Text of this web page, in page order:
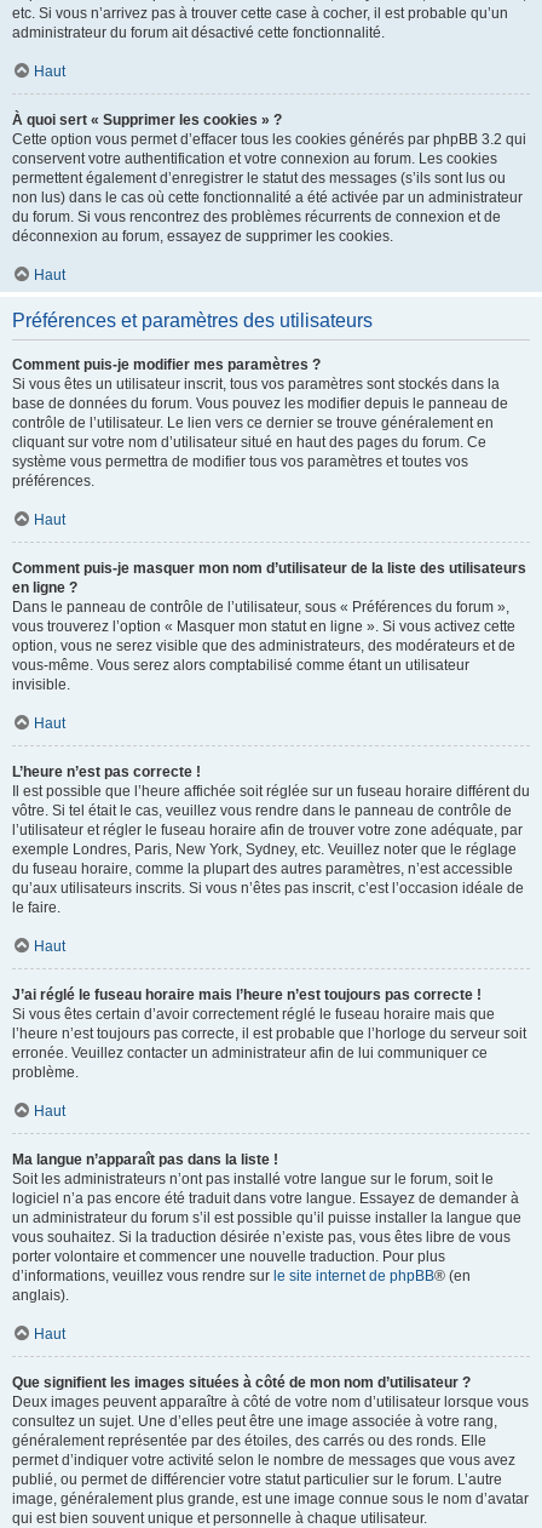
etc. Si vous n’arrivez pas à trouver cette case à cocher, il est probable qu’un
administrateur du forum ait désactivé cette fonctionnalité.
Haut
À quoi sert « Supprimer les cookies » ?
Cette option vous permet d’effacer tous les cookies générés par phpBB 3.2 qui
conservent votre authentification et votre connexion au forum. Les cookies
permettent également d’enregistrer le statut des messages (s’ils sont lus ou
non lus) dans le cas où cette fonctionnalité a été activée par un administrateur
du forum. Si vous rencontrez des problèmes récurrents de connexion et de
déconnexion au forum, essayez de supprimer les cookies.
Haut
Préférences et paramètres des utilisateurs
Comment puis-je modifier mes paramètres ?
Si vous êtes un utilisateur inscrit, tous vos paramètres sont stockés dans la
base de données du forum. Vous pouvez les modifier depuis le panneau de
contrôle de l’utilisateur. Le lien vers ce dernier se trouve généralement en
cliquant sur votre nom d’utilisateur situé en haut des pages du forum. Ce
système vous permettra de modifier tous vos paramètres et toutes vos
préférences.
Haut
Comment puis-je masquer mon nom d’utilisateur de la liste des utilisateurs
en ligne ?
Dans le panneau de contrôle de l’utilisateur, sous « Préférences du forum »,
vous trouverez l’option « Masquer mon statut en ligne ». Si vous activez cette
option, vous ne serez visible que des administrateurs, des modérateurs et de
vous-même. Vous serez alors comptabilisé comme étant un utilisateur
invisible.
Haut
L’heure n’est pas correcte !
Il est possible que l’heure affichée soit réglée sur un fuseau horaire différent du
vôtre. Si tel était le cas, veuillez vous rendre dans le panneau de contrôle de
l’utilisateur et régler le fuseau horaire afin de trouver votre zone adéquate, par
exemple Londres, Paris, New York, Sydney, etc. Veuillez noter que le réglage
du fuseau horaire, comme la plupart des autres paramètres, n’est accessible
qu’aux utilisateurs inscrits. Si vous n’êtes pas inscrit, c’est l’occasion idéale de
le faire.
Haut
J’ai réglé le fuseau horaire mais l’heure n’est toujours pas correcte !
Si vous êtes certain d’avoir correctement réglé le fuseau horaire mais que
l’heure n’est toujours pas correcte, il est probable que l’horloge du serveur soit
erronée. Veuillez contacter un administrateur afin de lui communiquer ce
problème.
Haut
Ma langue n’apparaît pas dans la liste !
Soit les administrateurs n’ont pas installé votre langue sur le forum, soit le
logiciel n’a pas encore été traduit dans votre langue. Essayez de demander à
un administrateur du forum s’il est possible qu’il puisse installer la langue que
vous souhaitez. Si la traduction désirée n’existe pas, vous êtes libre de vous
porter volontaire et commencer une nouvelle traduction. Pour plus
d’informations, veuillez vous rendre sur le site internet de phpBB® (en
anglais).
Haut
Que signifient les images situées à côté de mon nom d’utilisateur ?
Deux images peuvent apparaître à côté de votre nom d’utilisateur lorsque vous
consultez un sujet. Une d’elles peut être une image associée à votre rang,
généralement représentée par des étoiles, des carrés ou des ronds. Elle
permet d’indiquer votre activité selon le nombre de messages que vous avez
publié, ou permet de différencier votre statut particulier sur le forum. L’autre
image, généralement plus grande, est une image connue sous le nom d’avatar
qui est bien souvent unique et personnelle à chaque utilisateur.